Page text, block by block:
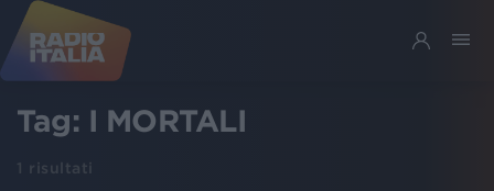
Tag: I MORTALI
1 risultati